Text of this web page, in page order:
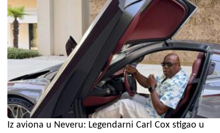
Iz aviona u Neveru: Legendarni Carl Cox stigao u